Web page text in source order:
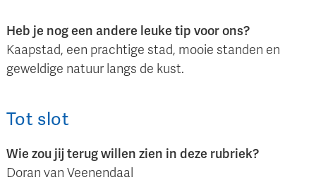
Heb je nog een andere leuke tip voor ons?
Kaapstad, een prachtige stad, mooie standen en
geweldige natuur langs de kust.
Tot slot
Wie zou jij terug willen zien in deze rubriek?
Doran van Veenendaal